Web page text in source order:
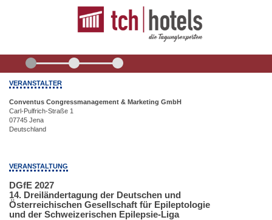
VERANSTALTER
Conventus Congressmanagement & Marketing GmbH
Carl-Pulfrich-Straße 1
07745 Jena
Deutschland
VERANSTALTUNG
DGfE 2027
14. Dreiländertagung der Deutschen und
Österreichischen Gesellschaft für Epileptologie
und der Schweizerischen Epilepsie-Liga